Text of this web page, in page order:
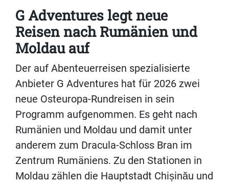
G Adventures legt neue
Reisen nach Rumänien und
Moldau auf
Der auf Abenteuerreisen spezialisierte
Anbieter G Adventures hat für 2026 zwei
neue Osteuropa-Rundreisen in sein
Programm aufgenommen. Es geht nach
Rumänien und Moldau und damit unter
anderem zum Dracula-Schloss Bran im
Zentrum Rumäniens. Zu den Stationen in
Moldau zählen die Hauptstadt Chișinău und